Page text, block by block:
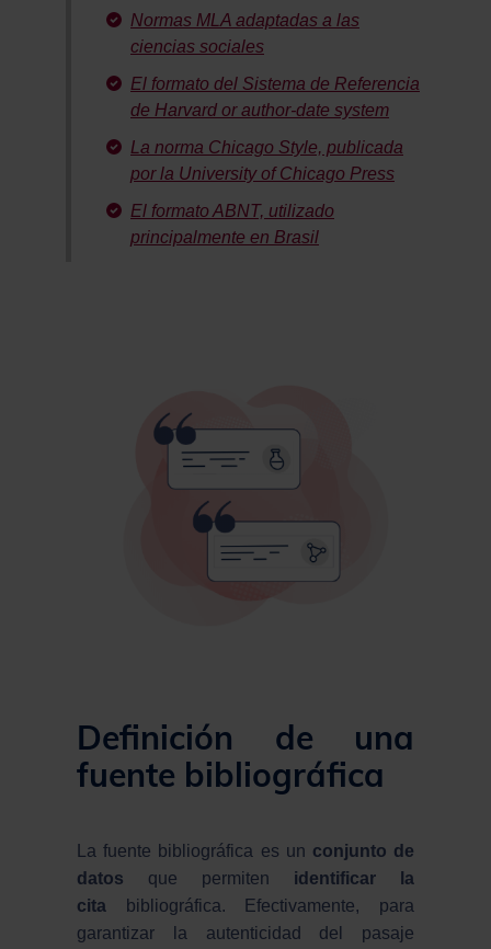
Normas MLA adaptadas a las
ciencias sociales
El formato del Sistema de Referencia
de Harvard or author-date system
La norma Chicago Style, publicada
por la University of Chicago Press
El formato ABNT, utilizado
principalmente en Brasil
Definición de una
fuente bibliográfica
La fuente bibliográfica es un conjunto de
datos que permiten identificar la
cita
bibliográfica. Efectivamente, para
garantizar la autenticidad del pasaje